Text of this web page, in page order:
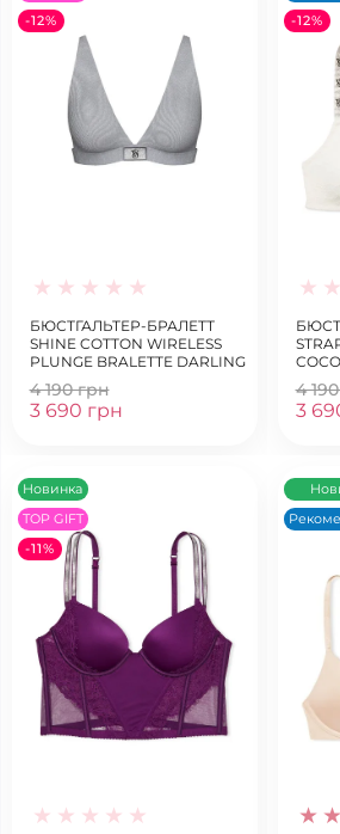
-12%
БЮСТГАЛЬТЕР-БРАЛЕТТ
SHINE COTTON WIRELESS
PLUNGE BRALETTE DARLING
4 190 грн
3 690 грн
-12%
4
3
Новинка
TOP GIFT
-11%